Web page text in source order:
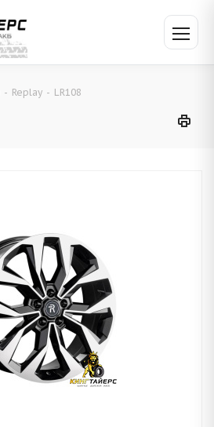
- Replay - LR108